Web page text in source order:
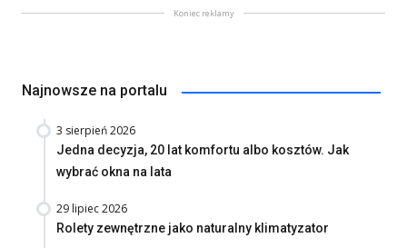
Koniec reklamy
Najnowsze na portalu
3 sierpień 2026
Jedna decyzja, 20 lat komfortu albo kosztów. Jak
wybrać okna na lata
29 lipiec 2026
Rolety zewnętrzne jako naturalny klimatyzator